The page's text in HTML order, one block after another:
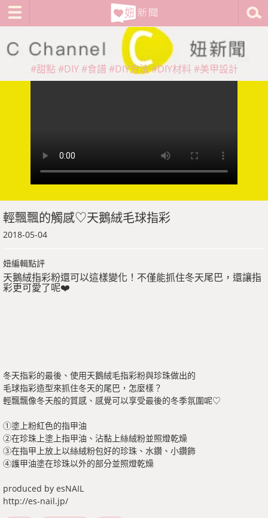
#甜點 #DIY #食譜 #DIY方法#DIY材料 #美甲設計
輕飄飄的觸感♡天鵝絨毛球指彩
2018-05-04
妞編輯點評
天鵝絨指彩粉還可以這樣變化！不僅能抓住冬天尾巴，還讓指
彩更可愛了呢❤️
冬天指彩的最後、使用天鵝絨毛指彩粉與珍珠做出的
毛球指彩造型來抓住冬天的尾巴，怎麼樣？
輕飄飄像冬天般的質感、感覺可以享受最後的冬季氛圍呢♡
①塗上粉紅色的指甲油
②在珍珠上塗上指甲油、沾黏上絲絨粉並照燈乾燥
③在指甲上放上以絲絨粉包好的珍珠、水鑽、小鑽飾
④護甲油塗在珍珠以外的部分並照燈乾燥
produced by esNAIL
http://es-nail.jp/